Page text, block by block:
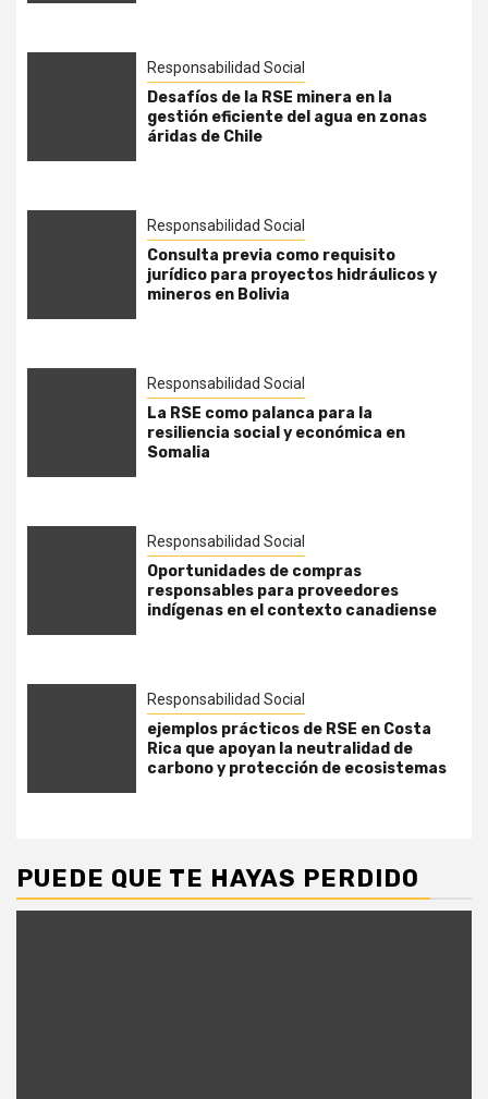
Responsabilidad Social
Desafíos de la RSE minera en la
gestión eficiente del agua en zonas
áridas de Chile
Responsabilidad Social
Consulta previa como requisito
jurídico para proyectos hidráulicos y
mineros en Bolivia
Responsabilidad Social
La RSE como palanca para la
resiliencia social y económica en
Somalia
Responsabilidad Social
Oportunidades de compras
responsables para proveedores
indígenas en el contexto canadiense
Responsabilidad Social
ejemplos prácticos de RSE en Costa
Rica que apoyan la neutralidad de
carbono y protección de ecosistemas
PUEDE QUE TE HAYAS PERDIDO